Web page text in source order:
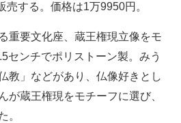
援
ト
売する。価格は1万9950円。
重要文化座、蔵王権現立像をモ
センチでポリストーン製。みう
教」などがあり、仏像好きとし
が蔵王権現をモチーフに選び、
。